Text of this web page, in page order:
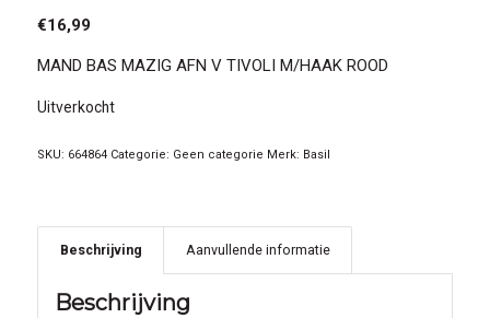
€16,99
MAND BAS MAZIG AFN V TIVOLI M/HAAK ROOD
Uitverkocht
SKU: 664864 Categorie: Geen categorie Merk: Basil
Beschrijving Aanvullende informatie
Beschrijving